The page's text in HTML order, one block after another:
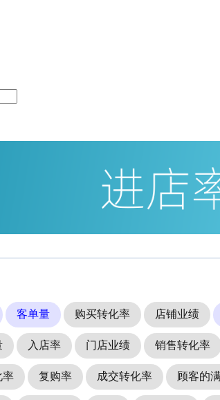
客单量 购买转化率 店铺业绩
入店率 门店业绩 销售转化率
率 复购率 成交转化率 顾客的